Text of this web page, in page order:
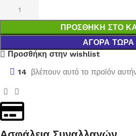
ΠΡΟΣΘΉΚΗ ΣΤΟ
ΑΓΟΡΆ ΤΏΡΑ
Προσθήκη στην wishlist
14 βλέπουν αυτό το προϊόν